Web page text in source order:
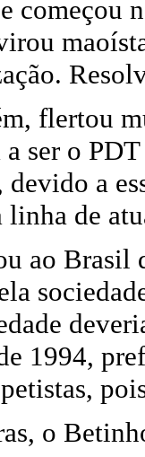
começou
flertou
ser o
a
de
ao Brasil
1994,
o